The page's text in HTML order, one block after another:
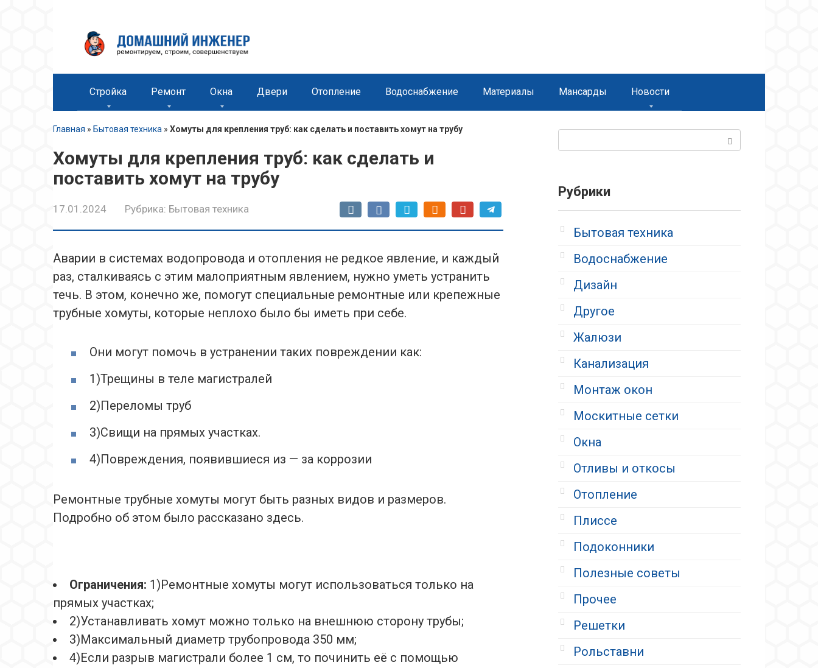
Стройка Ремонт Окна Двери Отопление Водоснабжение Материалы Мансарды Новости
Главная » Бытовая техника » Хомуты для крепления труб: как сделать и поставить хомут на трубу
Хомуты для крепления труб: как сделать и
поставить хомут на трубу
17.01.2024 Рубрика: Бытовая техника
Аварии в системах водопровода и отопления не редкое явление, и каждый
раз, сталкиваясь с этим малоприятным явлением, нужно уметь устранить
течь. В этом, конечно же, помогут специальные ремонтные или крепежные
трубные хомуты, которые неплохо было бы иметь при себе.
Они могут помочь в устранении таких повреждении как:
1)Трещины в теле магистралей
2)Переломы труб
3)Свищи на прямых участках.
4)Повреждения, появившиеся из — за коррозии
Ремонтные трубные хомуты могут быть разных видов и размеров.
Подробно об этом было рассказано здесь.
Ограничения: 1)Ремонтные хомуты могут использоваться только на
прямых участках;
2)Устанавливать хомут можно только на внешнюю сторону трубы;
3)Максимальный диаметр трубопровода 350 мм;
4)Если разрыв магистрали более 1 см, то починить её с помощью
Рубрики
Бытовая техника
Водоснабжение
Дизайн
Другое
Жалюзи
Канализация
Монтаж окон
Москитные сетки
Окна
Отливы и откосы
Отопление
Плиссе
Подоконники
Полезные советы
Прочее
Решетки
Рольставни